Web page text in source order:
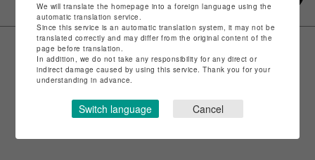
We will translate the homepage into a foreign language using the
automatic translation service.
Since this service is an automatic translation system, it may not be
translated correctly and may differ from the original content of the
page before translation.
In addition, we do not take any responsibility for any direct or
indirect damage caused by using this service. Thank you for your
understanding in advance.
Switch language Cancel